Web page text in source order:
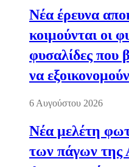
Νέα έρευνα
κοιμούνται οι
φυσαλίδες που
να
6 Αυγούστου 2026
Νέα μελέτη
των πάγων της